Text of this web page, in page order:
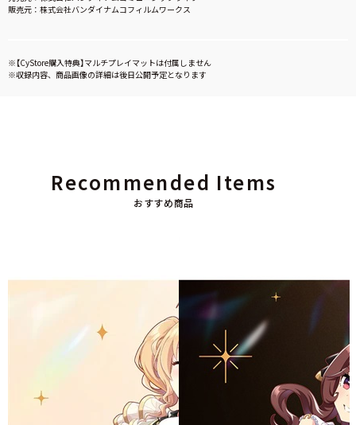
販売元：株式会社バンダイナムコフィルムワークス
※【CyStore購入特典】マルチプレイマットは付属しません
※収録内容、商品画像の詳細は後日公開予定となります
おすすめ商品
Recommended Items